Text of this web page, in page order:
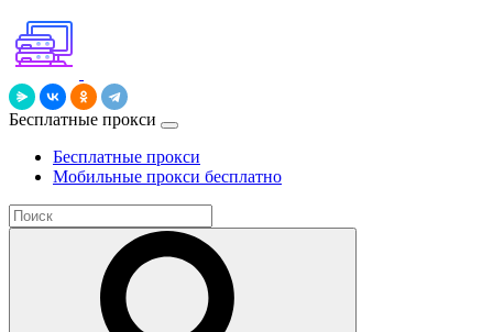
Бесплатные прокси
Бесплатные прокси
Мобильные прокси бесплатно